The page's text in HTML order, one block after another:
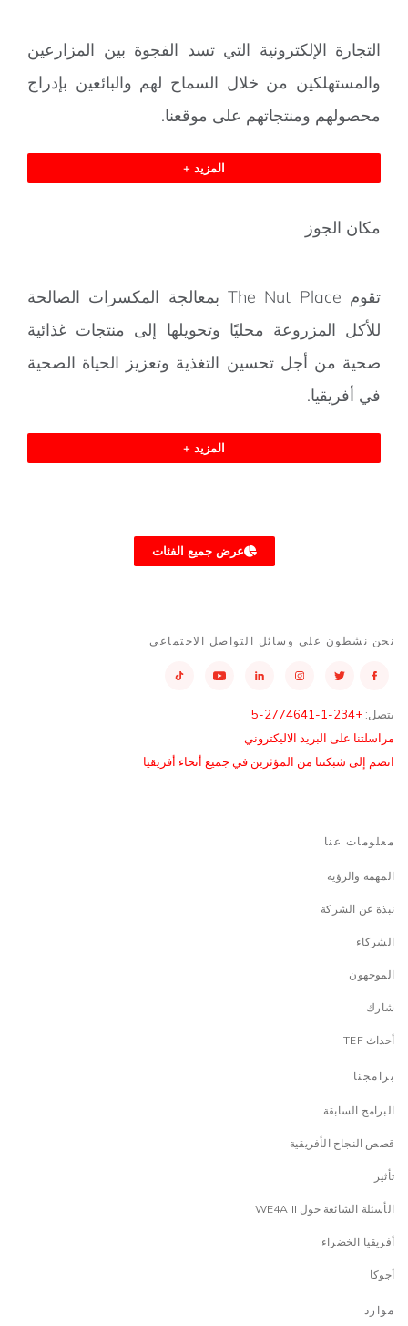
التجارة الإلكترونية التي تسد الفجوة بين المزارعين
والمستهلكين من خلال السماح لهم والبائعين بإدراج
محصولهم ومنتجاتهم على موقعنا.
المزيد +
مكان الجوز
تقوم The Nut Place بمعالجة المكسرات الصالحة
للأكل المزروعة محليًا وتحويلها إلى منتجات غذائية
صحية من أجل تحسين التغذية وتعزيز الحياة الصحية
في أفريقيا.
المزيد +
عرض جميع الفئات
نحن نشطون على وسائل التواصل الاجتماعي
يتصل: +234-1-2774641-5
مراسلتنا على البريد الاليكتروني
انضم إلى شبكتنا من المؤثرين في جميع أنحاء أفريقيا
معلومات عنا
المهمة والرؤية
نبذة عن الشركة
الشركاء
الموجهون
شارك
أحداث TEF
برامجنا
البرامج السابقة
قصص النجاح الأفريقية
تأثير
الأسئلة الشائعة حول WE4A II
أفريقيا الخضراء
أجوكا
موارد